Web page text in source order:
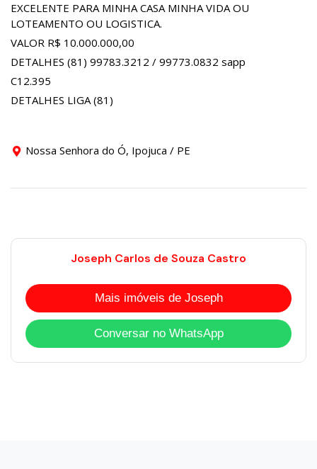
EXCELENTE PARA MINHA CASA MINHA VIDA OU
LOTEAMENTO OU LOGISTICA.
VALOR R$ 10.000.000,00
DETALHES (81) 99783.3212 / 99773.0832 sapp
C12.395
DETALHES LIGA (81)
Nossa Senhora do Ó, Ipojuca / PE
Joseph Carlos de Souza Castro
Mais imóveis de Joseph
Conversar no WhatsApp